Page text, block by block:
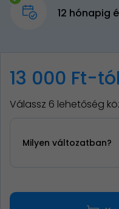
12 hónapig
13 000 Ft-tól
Válassz 6 lehetőség
Milyen változatban?